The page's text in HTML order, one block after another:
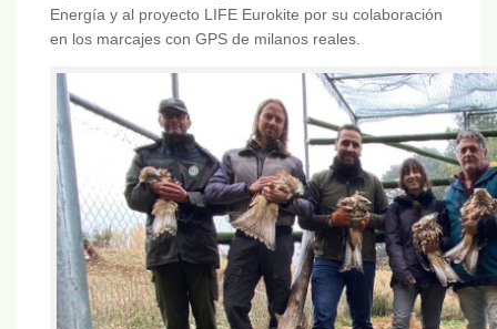
Energía y al proyecto LIFE Eurokite por su colaboración
en los marcajes con GPS de milanos reales.